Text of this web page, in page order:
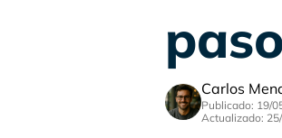
Carlos
Publicado: 19/
Actualizado: